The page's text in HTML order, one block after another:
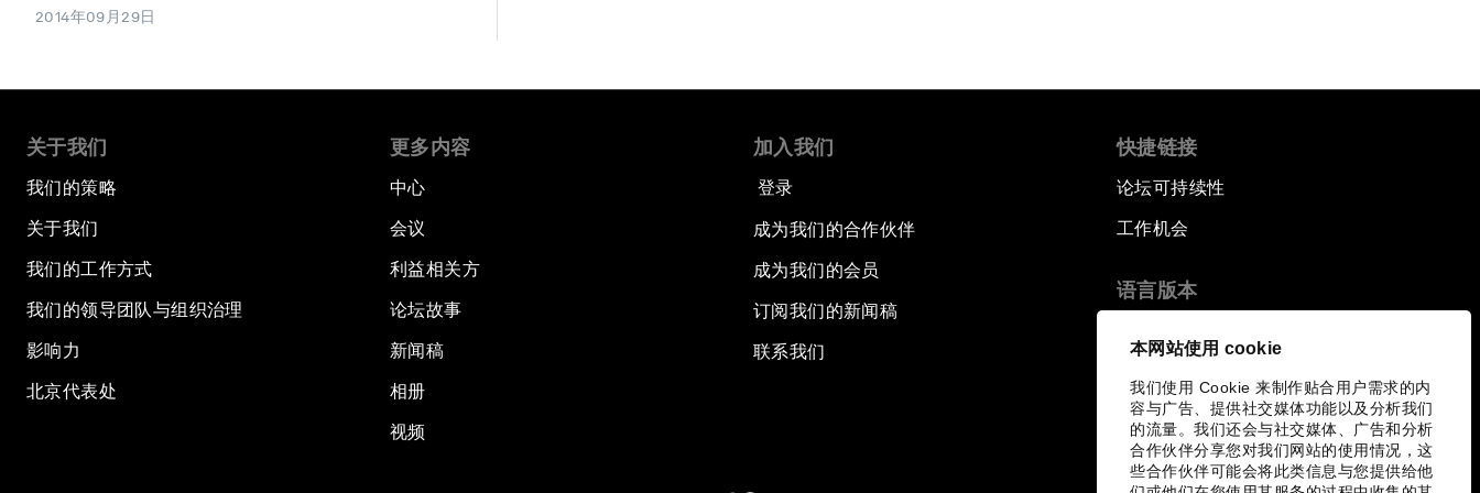
本网站使用 cookie
我们使用 Cookie 来制作贴合用户需求的内
容与广告、提供社交媒体功能以及分析我们
的流量。我们还会与社交媒体、广告和分析
合作伙伴分享您对我们网站的使用情况，这
些合作伙伴可能会将此类信息与您提供给他
2014年09月29日
关于我们
我们的策略
关于我们
我们的工作方式
我们的领导团队与组织治理
影响力
北京代表处
更多内容
中心
会议
利益相关方
论坛故事
新闻稿
相册
视频
加入我们
登录
成为我们的合作伙伴
成为我们的会员
订阅我们的新闻稿
联系我们
快捷链接
论坛可持续性
工作机会
语言版本